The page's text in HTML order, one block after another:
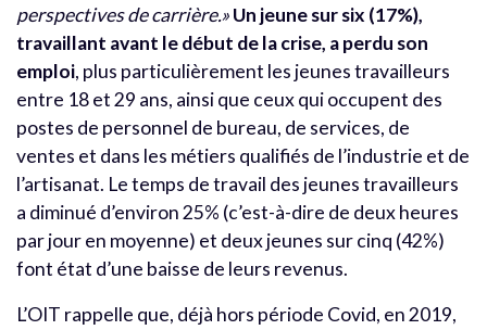
perspectives de carrière.»Un jeune sur six (17%),
travaillant avant le début de la crise, a perdu son
emploi, plus particulièrement les jeunes travailleurs
entre 18 et 29 ans, ainsi que ceux qui occupent des
postes de personnel de bureau, de services, de
ventes et dans les métiers qualifiés de l’industrie et de
l’artisanat. Le temps de travail des jeunes travailleurs
a diminué d’environ 25% (c’est-à-dire de deux heures
par jour en moyenne) et deux jeunes sur cinq (42%)
font état d’une baisse de leurs revenus.
L’OIT rappelle que, déjà hors période Covid, en 2019,